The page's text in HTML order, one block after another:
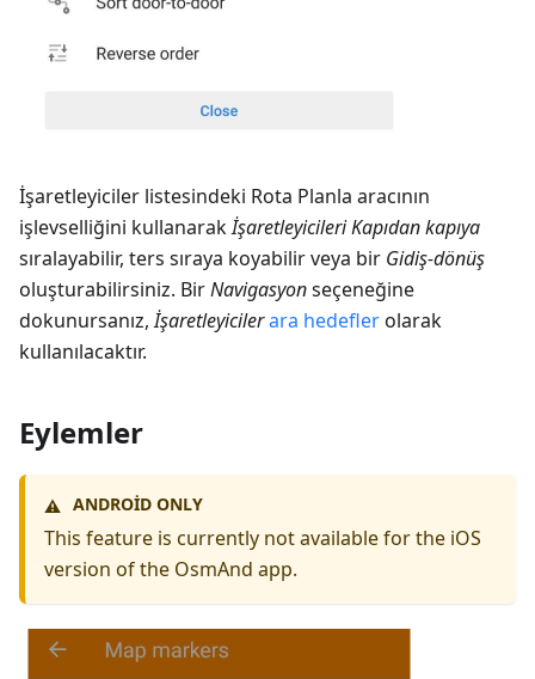
İşaretleyiciler listesindeki Rota Planla aracının
işlevselliğini kullanarakİşaretleyicileriKapıdan kapıya
sıralayabilir, ters sıraya koyabilir veya bir Gidiş-dönüş
oluşturabilirsiniz. BirNavigasyonseçeneğine
dokunursanız,İşaretleyicilerara hedeflerolarak
kullanılacaktır.
Eylemler
⚠️ ANDROID ONLY
This feature is currently not available for the iOS
version of the OsmAnd app.